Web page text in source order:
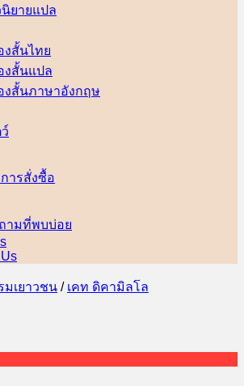
ยายแปล
งสั้นไทย
งสั้นแปล
งสั้นภาษาอังกฤษ
ารสั่งซื้อ
ามที่พบบ่อย
เยาวชน / เคท ดิคามิลโล